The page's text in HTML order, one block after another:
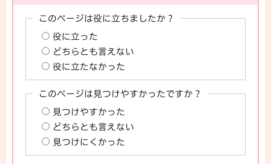
このページは役に立ちましたか？
役に立った
どちらとも言えない
役に立たなかった
このページは見つけやすかったですか？
見つけやすかった
どちらとも言えない
見つけにくかった